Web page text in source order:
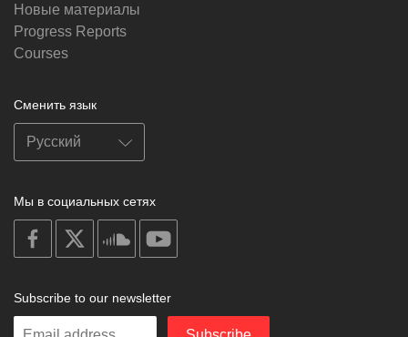
Новые материалы
Progress Reports
Courses
Сменить язык
Мы в социальных сетях
on
facebook
soundcloud
Subscribe to our newsletter
Enter